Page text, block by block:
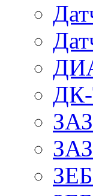
ДК-